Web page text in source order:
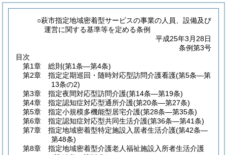
○萩市指定地域密着型サービスの事業の人員、設備及び
運営に関する基準等を定める条例
平成25年3月28日
条例第3号
目次
第1章
総則 (第1条―第4条)
第2章
指定定期巡回・随時対応型訪問介護看護(第5条―第
13条の2)
第3章
指定夜間対応型訪問介護(第14条―第19条)
第4章
指定認知症対応型通所介護(第20条―第27条)
第5章
指定小規模多機能型居宅介護(第28条―第35条)
第6章
指定認知症対応型共同生活介護(第36条―第41条)
第7章
指定地域密着型特定施設入居者生活介護(第42条―
第48条)
第8章
指定地域密着型介護老人福祉施設入所者生活介護